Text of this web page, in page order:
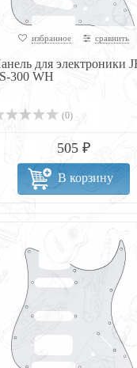
избранное сравнить
для электроники
300 WH
(0)
505 ₽
В корзину